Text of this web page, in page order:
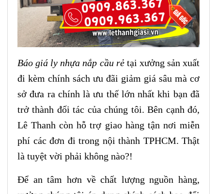
Báo giá ly nhựa nắp cầu rẻtại xưởng sản xuất
đi kèm chính sách ưu đãi giảm giá sâu mà cơ
sở đưa ra chính là ưu thế lớn nhất khi bạn đã
trở thành đối tác của chúng tôi. Bên cạnh đó,
Lê Thanh còn hỗ trợ giao hàng tận nơi miễn
phí các đơn đi trong nội thành TPHCM. Thật
là tuyệt vời phải không nào?!
Để an tâm hơn về chất lượng nguồn hàng,